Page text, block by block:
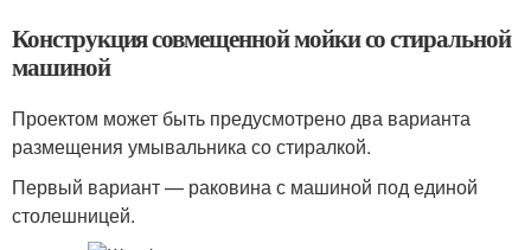
Конструкция совмещенной мойки со стиральной
машиной
Проектом может быть предусмотрено два варианта
размещения умывальника со стиралкой.
Первый вариант — раковина с машиной под единой
столешницей.